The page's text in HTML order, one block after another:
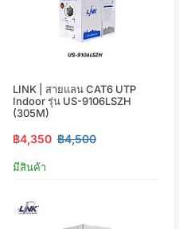
LINK | สายแลน CAT6 UTP
Indoor รุ่น US-9106LSZH
(305M)
฿4,350 ฿4,500
มีสินค้า